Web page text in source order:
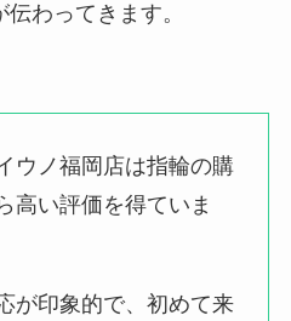
わってきます。
ウノ福岡店は指輪の購
高い評価を得ていま
が印象的で、初めて来